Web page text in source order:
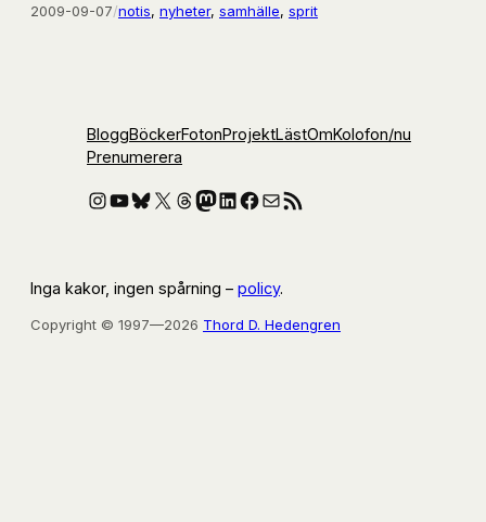
2009-09-07/notis, nyheter, samhälle, sprit
BloggBöckerFotonProjektLästOmKolofon/nu
Prenumerera
Instagram
YouTube
Bluesky
X Threads
Mastodon
LinkedIn
Facebook
E-postRSS-flöde
Inga kakor, ingen spårning – policy.
Copyright © 1997—2026 Thord D. Hedengren